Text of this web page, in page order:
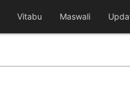
Vitabu Maswali